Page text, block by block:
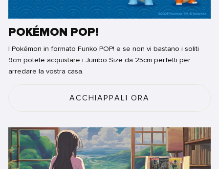
POKÉMON POP!
I Pokémon in formato Funko POP! e se non vi bastano i soliti
9cm potete acquistare i Jumbo Size da 25cm perfetti per
arredare la vostra casa.
ACCHIAPPALI ORA